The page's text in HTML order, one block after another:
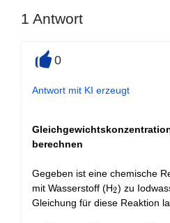
1 Antwort
0
Antwort mit KI erzeugt
berechnen
Gegeben ist eine chemische
mit Wasserstoff (H_2
2) zu
Gleichung für diese Reaktion